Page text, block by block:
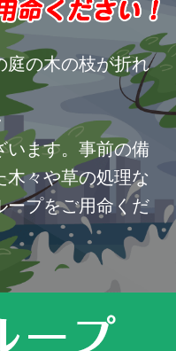
庭の木の枝が折れ
います。事前の備
々や草の処理な
ープをご用命くだ